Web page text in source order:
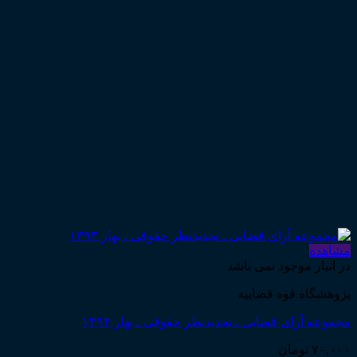
مشاهده
در انبار موجود نمی باشد
پژوهشگاه قوه قضاییه
مجموعه آرای قضایی ـ تجدیدنظر حقوقی ـ بهار ۱۳۹۳
۷۰,۰۰۰ تومان